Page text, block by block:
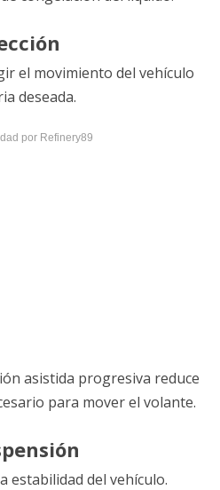
el movimiento del vehículo
deseada.
por Refinery89
asistida progresiva reduce
para mover el volante.
estabilidad del vehículo.